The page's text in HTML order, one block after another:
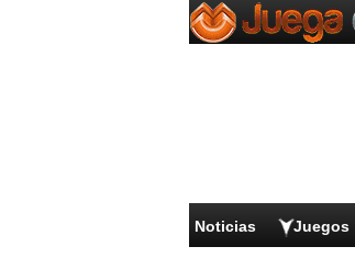
Noticias Juegos